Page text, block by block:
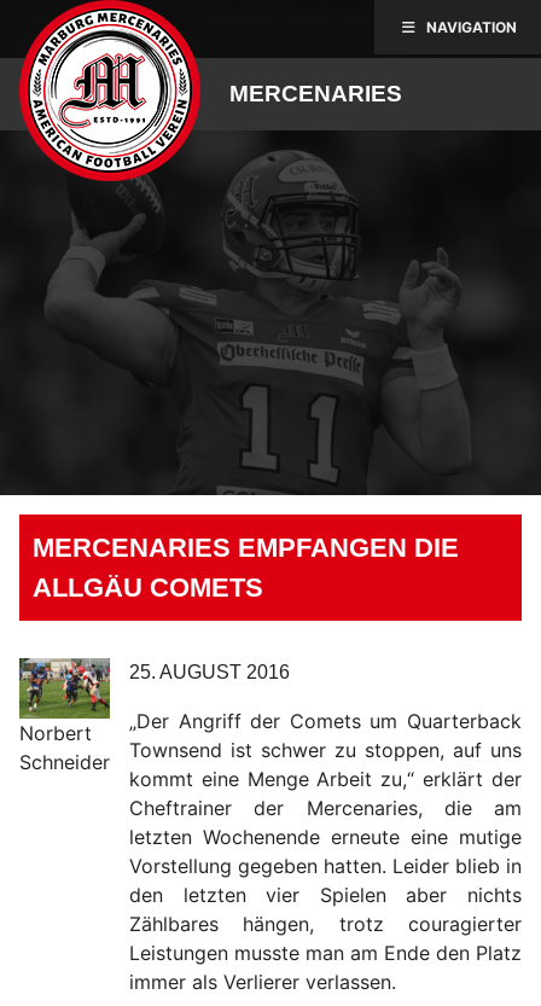
content
MERCENARIES
MERCENARIES EMPFANGEN DIE
ALLGÄU COMETS
Norbert
Schneider
25. AUGUST 2016
„Der Angriff der Comets um Quarterback
Townsend ist schwer zu stoppen, auf uns
kommt eine Menge Arbeit zu,“ erklärt der
Cheftrainer der Mercenaries, die am
letzten Wochenende erneute eine mutige
Vorstellung gegeben hatten. Leider blieb in
den letzten vier Spielen aber nichts
Zählbares hängen, trotz couragierter
Leistungen musste man am Ende den Platz
immer als Verlierer verlassen.
NAVIGATION